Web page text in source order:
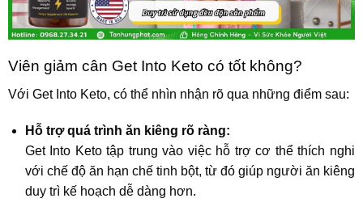
Viên giảm cân Get Into Keto có tốt không?
Với Get Into Keto, có thể nhìn nhận rõ qua những điểm sau:
Hỗ trợ quá trình ăn kiêng rõ ràng:
Get Into Keto tập trung vào việc hỗ trợ cơ thể thích nghi
với chế độ ăn hạn chế tinh bột, từ đó giúp người ăn kiêng
duy trì kế hoạch dễ dàng hơn.